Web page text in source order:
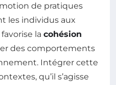
de pratiques
les individus aux
la cohésion
des comportements
Intégrer cette
qu’il s’agisse